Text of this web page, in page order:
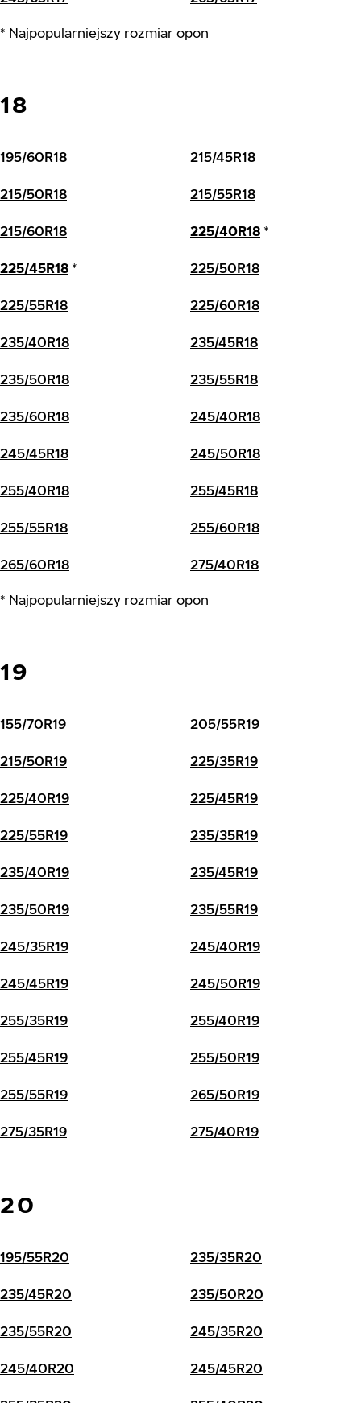
* Najpopularniejszy rozmiar opon
18
195/60R18 215/45R18
215/50R18 215/55R18
215/60R18 225/40R18 *
225/45R18 * 225/50R18
225/55R18 225/60R18
235/40R18 235/45R18
235/50R18 235/55R18
235/60R18 245/40R18
245/45R18 245/50R18
255/40R18 255/45R18
255/55R18 255/60R18
265/60R18 275/40R18
* Najpopularniejszy rozmiar opon
19
155/70R19 205/55R19
215/50R19 225/35R19
225/40R19 225/45R19
225/55R19 235/35R19
235/40R19 235/45R19
235/50R19 235/55R19
245/35R19 245/40R19
245/45R19 245/50R19
255/35R19 255/40R19
255/45R19 255/50R19
255/55R19 265/50R19
275/35R19 275/40R19
20
195/55R20 235/35R20
235/45R20 235/50R20
235/55R20 245/35R20
245/40R20 245/45R20